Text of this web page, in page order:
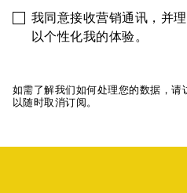
我同意接收营销通讯，并
以个性化我的体验。
如需了解我们如何处理您的数据，
以随时取消订阅。